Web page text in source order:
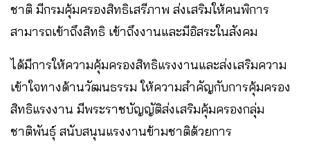
ชาติ มีกรมคุ้มครองสิทธิเสรีภาพ ส่งเสริมให้คนพิการ
สามารถเข้าถึงสิทธิ เข้าถึงงานและมีอิสระในสังคม
ได้มีการให้ความคุ้มครองสิทธิแรงงานและส่งเสริมความ
เข้าใจทางด้านวัฒนธรรม ให้ความสำคัญกับการคุ้มครอง
สิทธิแรงงาน มีพระราชบัญญัติส่งเสริมคุ้มครองกลุ่ม
ชาติพันธุ์ สนับสนุนแรงงานข้ามชาติด้วยการ